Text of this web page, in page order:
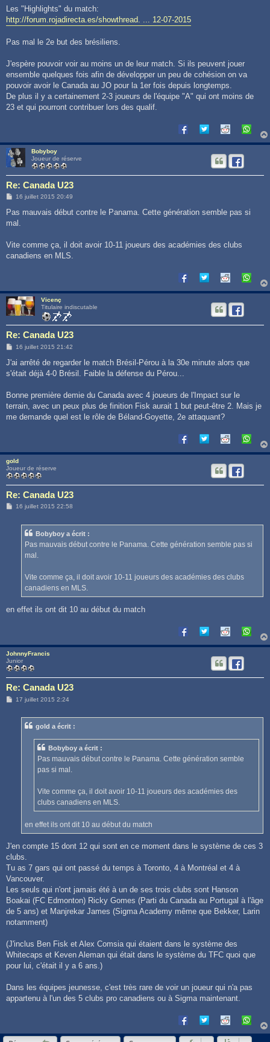
s
a
Les "Highlights" du match:
http://forum.rojadirecta.es/showthread. ... 12-07-2015
Pas mal le 2e but des brésiliens.
J'espère pouvoir voir au moins un de leur match. Si ils peuvent jouer
ensemble quelques fois afin de développer un peu de cohésion on va
pouvoir avoir le Canada au JO pour la 1er fois depuis longtemps.
De plus il y a certainement 2-3 joueurs de l'équipe "A" qui ont moins de
23 et qui pourront contribuer lors des qualif.
Bobyboy
Joueur de réserve
Re: Canada U23
M
s
a
16 juillet 2015 20:49
Pas mauvais début contre le Panama. Cette génération semble pas si
mal.
Vite comme ça, il doit avoir 10-11 joueurs des académies des clubs
canadiens en MLS.
Vicenç
Titulaire indiscutable
Re: Canada U23
M
s
a
16 juillet 2015 21:42
J'ai arrêté de regarder le match Brésil-Pérou à la 30e minute alors que
s'était déjà 4-0 Brésil. Faible la défense du Pérou...
Bonne première demie du Canada avec 4 joueurs de l'Impact sur le
terrain, avec un peux plus de finition Fisk aurait 1 but peut-être 2. Mais je
me demande quel est le rôle de Béland-Goyette, 2e attaquant?
gold
Joueur de réserve
Re: Canada U23
M
16 juillet 2015 22:58
Bobyboy a écrit :
Pas mauvais début contre le Panama. Cette génération semble pas si
mal.
Vite comme ça, il doit avoir 10-11 joueurs des académies des clubs
canadiens en MLS.
en effet ils ont dit 10 au début du match
JohnnyFrancis
Junior
Re: Canada U23
M17 juillet 2015 2:24
gold a écrit :
Bobyboy a écrit :
Pas mauvais début contre le Panama. Cette génération semble
pas si mal.
Vite comme ça, il doit avoir 10-11 joueurs des académies des
clubs canadiens en MLS.
en effet ils ont dit 10 au début du match
J'en compte 15 dont 12 qui sont en ce moment dans le système de ces 3
clubs.
Tu as 7 gars qui ont passé du temps à Toronto, 4 à Montréal et 4 à
Vancouver.
Les seuls qui n'ont jamais été à un de ses trois clubs sont Hanson
Boakai (FC Edmonton) Ricky Gomes (Parti du Canada au Portugal à l'âge
de 5 ans) et Manjrekar James (Sigma Academy même que Bekker, Larin
notamment)
(J'inclus Ben Fisk et Alex Comsia qui étaient dans le système des
Whitecaps et Keven Aleman qui était dans le système du TFC quoi que
pour lui, c'était il y a 6 ans.)
Dans les équipes jeunesse, c'est très rare de voir un joueur qui n'a pas
appartenu à l'un des 5 clubs pro canadiens ou à Sigma maintenant.